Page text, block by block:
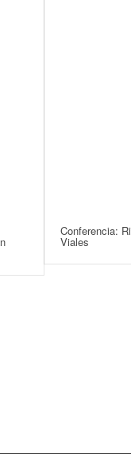
Conferencia:
Viales